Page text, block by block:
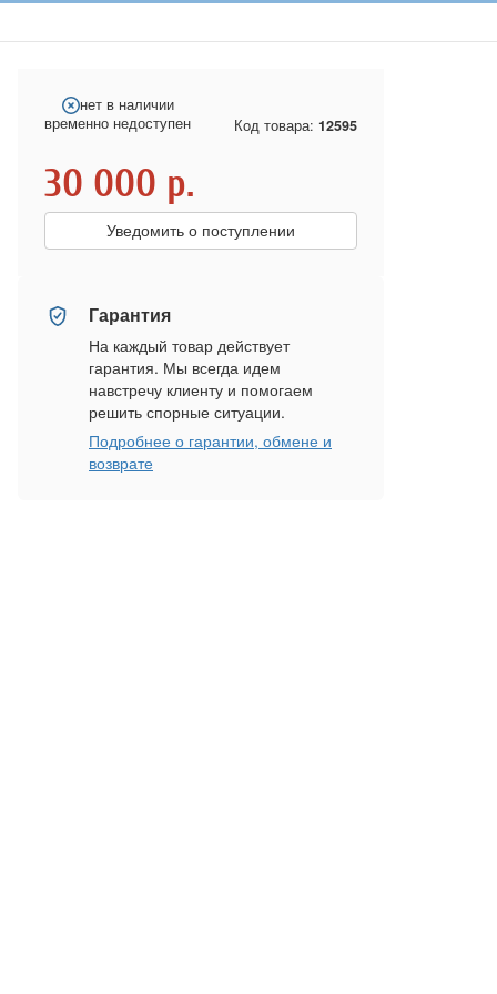
нет в наличии
временно недоступен
Код товара: 12595
30 000 р.
Уведомить о поступлении
Гарантия
На каждый товар действует
гарантия. Мы всегда идем
навстречу клиенту и помогаем
решить спорные ситуации.
Подробнее о гарантии, обмене и
возврате